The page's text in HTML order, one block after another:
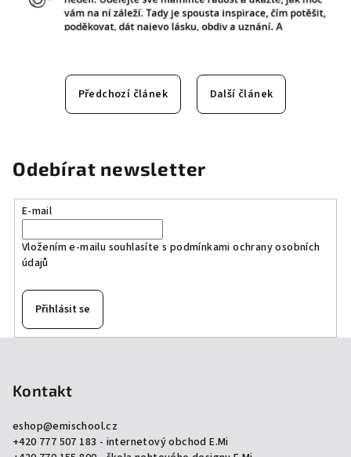
Předchozí článek Další článek
Odebírat newsletter
E-mail
Vložením e-mailu souhlasíte s podmínkami ochrany osobních
údajů
Přihlásit se
Kontakt
eshop@emischool.cz
+420 777 507 183 - internetový obchod E.Mi